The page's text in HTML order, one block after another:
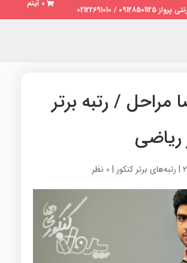
/ 02122691010
0 آیتم
مراحل / رتبه برتر
ریاضی
| رتبه‌های برتر کنکور | 0 نظر